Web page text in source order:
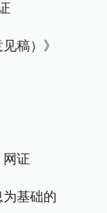
稿）》
网证
基础的